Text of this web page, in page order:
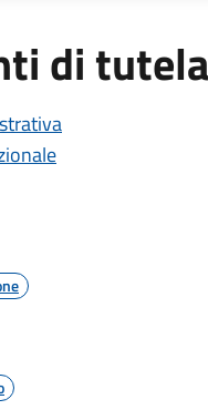
di tutela